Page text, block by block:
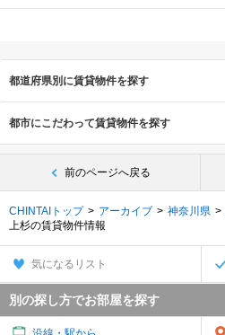
都道府県別に賃貸物件を探す
都市にこだわって賃貸物件を探す
前のページへ戻る
CHINTAIトップ アーカイブ 神奈川県
上杉の賃貸物件情報
気になるリスト
別の探し方でお部屋を探す